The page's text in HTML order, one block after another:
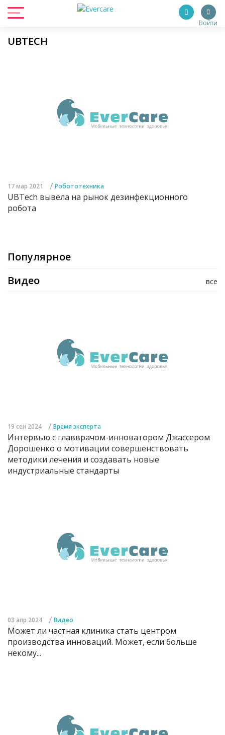
Войти
UBTECH
17 мар 2021 / Робототехника
UBTech вывела на рынок дезинфекционного
робота
Популярное
все
Видео
19 сен 2024 / Время эксперта
Интервью с главврачом-инноватором Джассером
Дорошенко о мотивации совершенствовать
методики лечения и создавать новые
индустриальные стандарты
03 апр 2024 / Видео
Может ли частная клиника стать центром
производства инноваций. Может, если больше
некому...